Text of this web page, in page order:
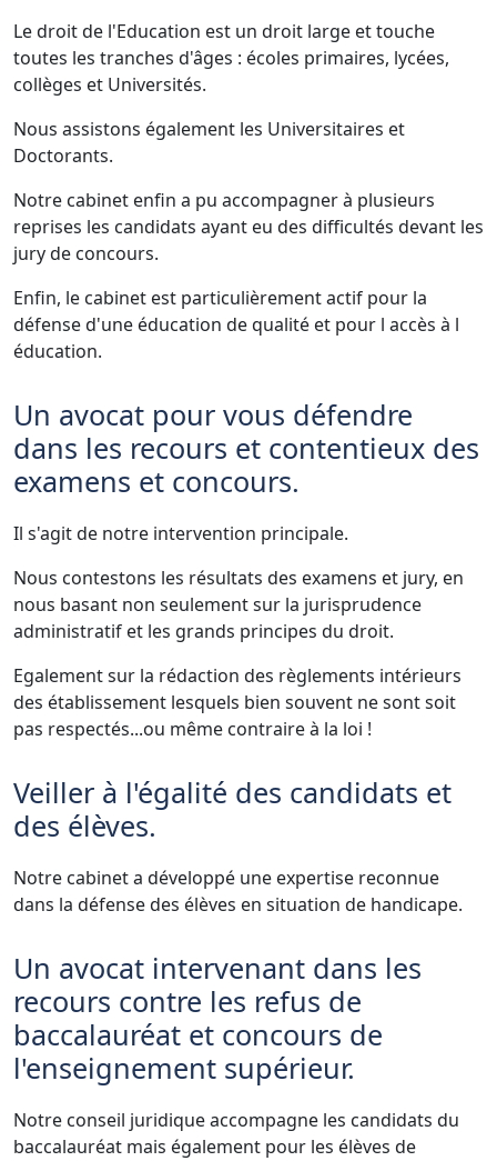
Le droit de l'Education est un droit large et touche
toutes les tranches d'âges : écoles primaires, lycées,
collèges et Universités.
Nous assistons également les Universitaires et
Doctorants.
Notre cabinet enfin a pu accompagner à plusieurs
reprises les candidats ayant eu des difficultés devant les
jury de concours.
Enfin, le cabinet est particulièrement actif pour la
défense d'une éducation de qualité et pour l accès à l
éducation.
Un avocat pour vous défendre
dans les recours et contentieux des
examens et concours.
Il s'agit de notre intervention principale.
Nous contestons les résultats des examens et jury, en
nous basant non seulement sur la jurisprudence
administratif et les grands principes du droit.
Egalement sur la rédaction des règlements intérieurs
des établissement lesquels bien souvent ne sont soit
pas respectés...ou même contraire à la loi !
Veiller à l'égalité des candidats et
des élèves.
Notre cabinet a développé une expertise reconnue
dans la défense des élèves en situation de handicape.
Un avocat intervenant dans les
recours contre les refus de
baccalauréat et concours de
l'enseignement supérieur.
Notre conseil juridique accompagne les candidats du
baccalauréat mais également pour les élèves de